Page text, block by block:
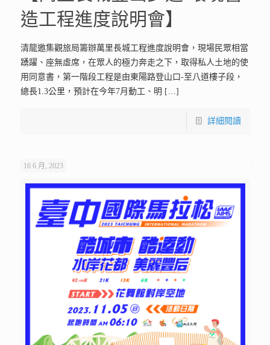
造工程進度說明會】
清龍邀集觀旅局籌辦萬里長城工程進度說明會，現場民眾相當
踴躍、座無虛席，在眾人的極力奔走之下，取得私人土地的使
用同意書，第一階段工程是由東陽路登山口-至八道樓子段，
總長1.3公里，預計在今年7月動工、明 […]
詳細閱讀
16 6 月, 2023